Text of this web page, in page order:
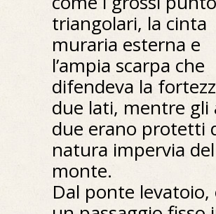
triangolari, la cinta
muraria esterna e
l’ampia scarpa che
difendeva la
due lati, mentre gli
due erano protetti
natura impervia del
monte.
Dal ponte levatoio,